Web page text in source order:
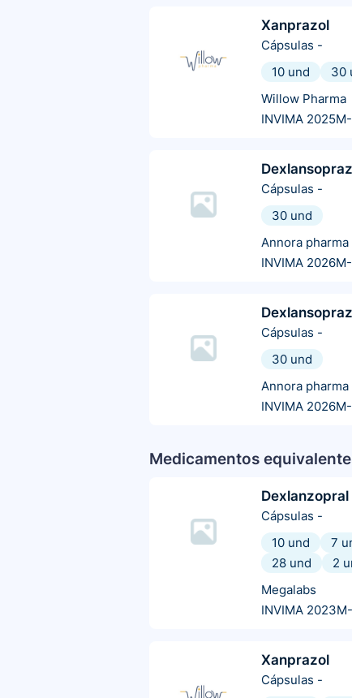
Xanprazol
Cápsulas -
10 und
30
Willow Pharma
INVIMA
Cápsulas -
30 und
Annora pharma
INVIMA
Cápsulas -
30 und
Annora pharma
INVIMA
Medicamentos
Dexlanzopral
Cápsulas -
10 und
7
28 und
2
Megalabs
INVIMA
Xanprazol
Cápsulas -